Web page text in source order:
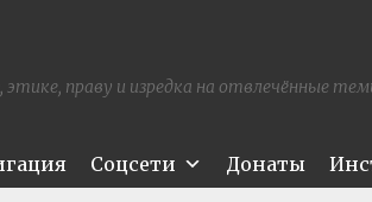
праву и изредка на отвлечённые
Соцсети Донаты